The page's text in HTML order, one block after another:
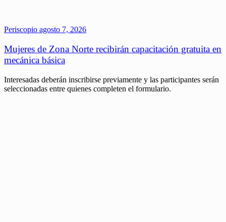
Periscopio agosto 7, 2026
Mujeres de Zona Norte recibirán capacitación gratuita en
mecánica básica
Interesadas deberán inscribirse previamente y las participantes serán
seleccionadas entre quienes completen el formulario.